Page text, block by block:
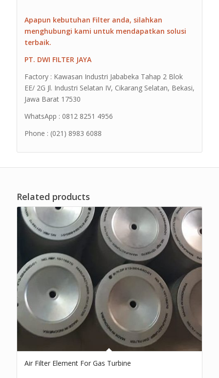
Apapun kebutuhan Filter anda, silahkan
menghubungi kami untuk mendapatkan solusi
terbaik.
PT. DWI FILTER JAYA
Factory : Kawasan Industri Jababeka Tahap 2 Blok
EE/ 2G Jl. Industri Selatan IV, Cikarang Selatan, Bekasi,
Jawa Barat 17530
WhatsApp : 0812 8251 4956
Phone : (021) 8983 6088
Related products
Air Filter Element For Gas Turbine